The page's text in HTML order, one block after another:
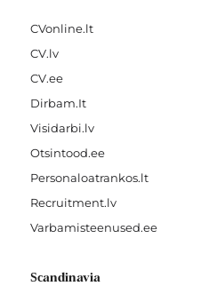
CVonline.lt
CV.lv
CV.ee
Dirbam.It
Visidarbi.lv
Otsintood.ee
Personaloatrankos.lt
Recruitment.lv
Varbamisteenused.ee
Scandinavia